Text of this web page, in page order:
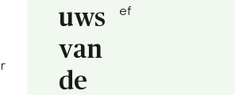
uws
van
de
ef